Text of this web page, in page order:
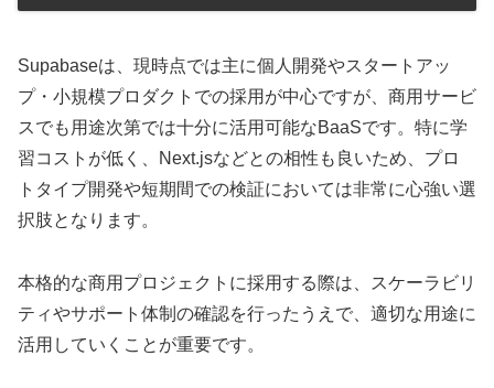
Supabaseは、現時点では主に個人開発やスタートアッ
プ・小規模プロダクトでの採用が中心ですが、商用サービ
スでも用途次第では十分に活用可能なBaaSです。特に学
習コストが低く、Next.jsなどとの相性も良いため、プロ
トタイプ開発や短期間での検証においては非常に心強い選
択肢となります。
本格的な商用プロジェクトに採用する際は、スケーラビリ
ティやサポート体制の確認を行ったうえで、適切な用途に
活用していくことが重要です。